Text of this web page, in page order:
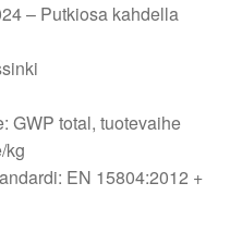
– Putkiosa kahdella
GWP total, tuotevaihe
kg
EN 15804:2012 +